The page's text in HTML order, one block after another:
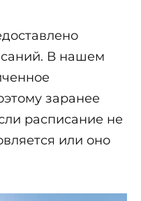
В нашем
заранее
расписание не
или оно